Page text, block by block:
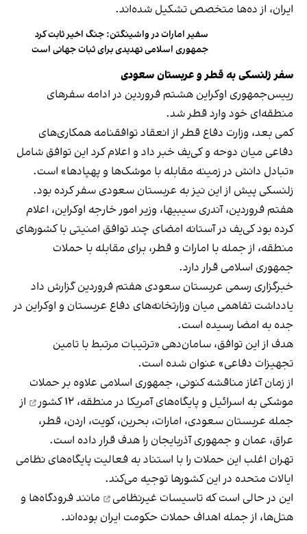
ایران، از ده‌ها متخصص تشکیل شده‌اند.
سفیر امارات در واشینگتن: جنگ اخیر ثابت کرد
جمهوری اسلامی تهدیدی برای ثبات جهانی است
سفر زلنسکی به قطر و عربستان سعودی
رییس‌جمهوری اوکراین هشتم فروردین در ادامه سفرهای
منطقه‌ای خود وارد قطر شد.
کمی بعد، وزارت دفاع قطر از انعقاد توافقنامه همکاری‌های
دفاعی میان دوحه و کی‌یف خبر داد و اعلام کرد این توافق شامل
«تبادل دانش در زمینه مقابله با موشک‌ها و پهپادها» است.
زلنسکی پیش از این نیز به عربستان سعودی سفر کرده بود.
هفتم فروردین، آندری سیبیها، وزیر امور خارجه اوکراین، اعلام
کرده بود کی‌یف در آستانه امضای چند توافق امنیتی با کشورهای
منطقه، از جمله با امارات و قطر، برای مقابله با حملات
جمهوری اسلامی قرار دارد.
خبرگزاری رسمی عربستان سعودی هفتم فروردین گزارش داد
یادداشت تفاهمی میان وزارتخانه‌های دفاع عربستان و اوکراین در
جده به امضا رسیده است.
هدف از این توافق، سامان‌دهی «ترتیبات مرتبط با تامین
تجهیزات دفاعی» عنوان شده است.
از زمان آغاز مناقشه کنونی، جمهوری اسلامی علاوه بر حملات
موشکی به اسرائیل و پایگاه‌های آمریکا در منطقه، ۱۲ کشور
از
جمله عربستان سعودی، امارات، بحرین، کویت، اردن، قطر،
عراق، عمان و جمهوری آذربایجان را هدف قرار داده است.
تهران اغلب این حملات را با استناد به فعالیت پایگاه‌های نظامی
ایالات متحده در این کشورها توجیه می‌کند.
این در حالی است که تاسیسات غیرنظامی
مانند فرودگاه‌ها و
هتل‌ها، از جمله اهداف حملات حکومت ایران بوده‌اند.